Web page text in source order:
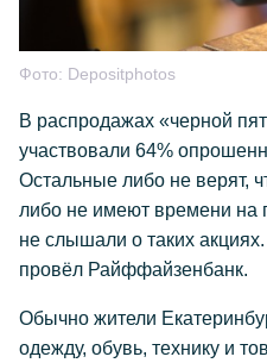
Фото: Depositphotos
В распродажах «черной
участвовали 64%
Остальные либо не верят,
либо не имеют времени на
не слышали о таких
провёл Райффайзенбанк.
Обычно жители
одежду, обувь, технику и